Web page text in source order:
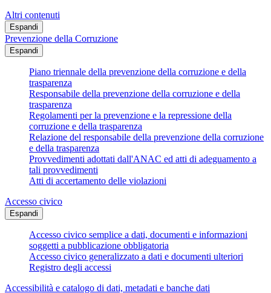
Altri contenuti
Espandi
Prevenzione della Corruzione
Espandi
Piano triennale della prevenzione della corruzione e della
trasparenza
Responsabile della prevenzione della corruzione e della
trasparenza
Regolamenti per la prevenzione e la repressione della
corruzione e della trasparenza
Relazione del responsabile della prevenzione della corruzione
e della trasparenza
Provvedimenti adottati dall'ANAC ed atti di adeguamento a
tali provvedimenti
Atti di accertamento delle violazioni
Accesso civico
Espandi
Accesso civico semplice a dati, documenti e informazioni
soggetti a pubblicazione obbligatoria
Accesso civico generalizzato a dati e documenti ulteriori
Registro degli accessi
Accessibilità e catalogo di dati, metadati e banche dati